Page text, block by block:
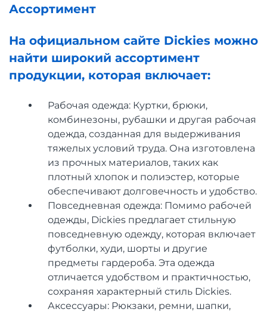
Ассортимент
На официальном сайте Dickies можно
найти широкий ассортимент
продукции, которая включает:
Рабочая одежда: Куртки, брюки,
комбинезоны, рубашки и другая рабочая
одежда, созданная для выдерживания
тяжелых условий труда. Она изготовлена
из прочных материалов, таких как
плотный хлопок и полиэстер, которые
обеспечивают долговечность и удобство.
Повседневная одежда: Помимо рабочей
одежды, Dickies предлагает стильную
повседневную одежду, которая включает
футболки, худи, шорты и другие
предметы гардероба. Эта одежда
отличается удобством и практичностью,
сохраняя характерный стиль Dickies.
Аксессуары: Рюкзаки, ремни, шапки,